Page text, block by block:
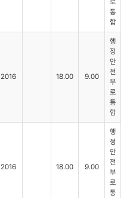
로
통
합
2016 18.00 9.00
행
정
안
전
부
로
통
합
2016 18.00 9.00
행
정
안
전
부
로
통